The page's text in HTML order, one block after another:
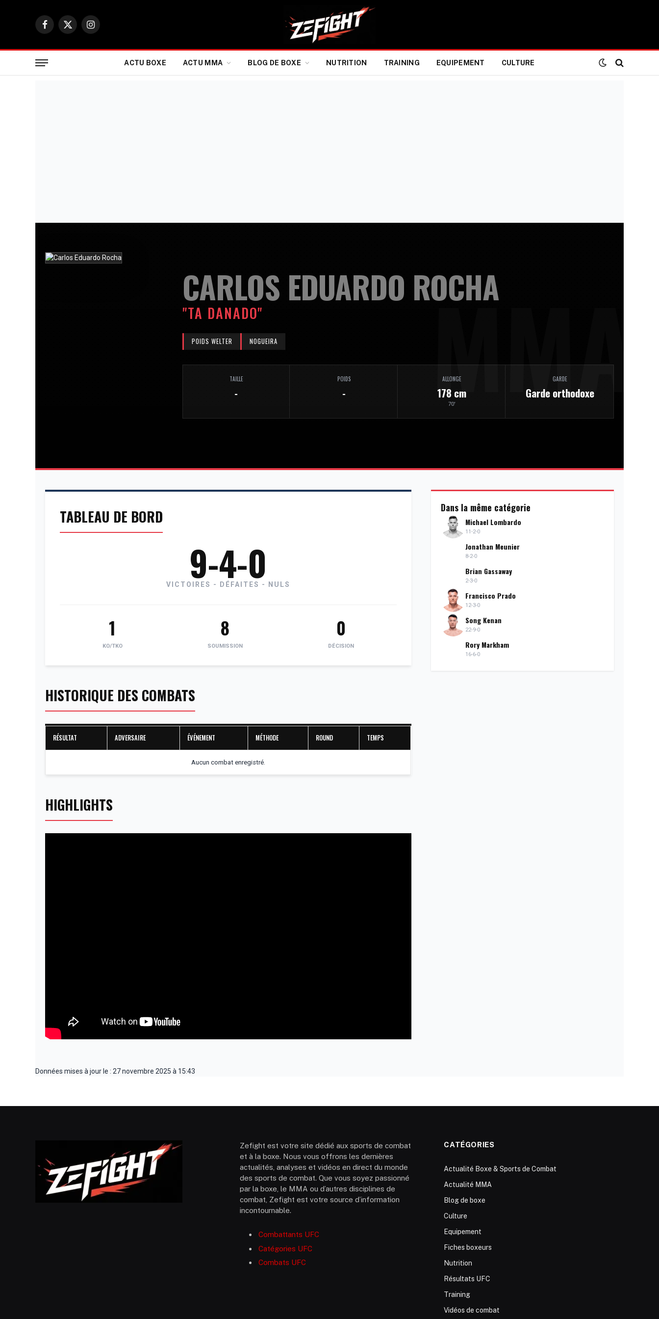
Facebook
X
Instagram
ACTU BOXE ACTU MMA BLOG DE BOXE NUTRITION TRAINING EQUIPEMENT CULTURE
CARLOS EDUARDO ROCHA
"TA DANADO"
POIDS WELTER NOGUEIRA
TAILLE
-
POIDS
-
ALLONGE
178 cm
70'
GARDE
Garde orthodoxe
TABLEAU DE BORD
9-4-0
VICTOIRES - DÉFAITES - NULS
1
KO/TKO
8
SOUMISSION
0
DÉCISION
HISTORIQUE DES COMBATS
RÉSULTAT ADVERSAIRE ÉVÉNEMENT MÉTHODE ROUND TEMPS
Aucun combat enregistré.
HIGHLIGHTS
Dans la même catégorie
Michael Lombardo
11-2-0
Jonathan Meunier
8-2-0
Brian Gassaway
2-3-0
Francisco Prado
12-3-0
Song Kenan
22-9-0
Rory Markham
16-6-0
Données mises à jour le : 27 novembre 2025 à 15:43
Zefight est votre site dédié aux sports de combat
et à la boxe. Nous vous offrons les dernières
actualités, analyses et vidéos en direct du monde
des sports de combat. Que vous soyez passionné
par la boxe, le MMA ou d’autres disciplines de
combat, Zefight est votre source d’information
incontournable.
Combattants UFC
Catégories UFC
Combats UFC
CATÉGORIES
Actualité Boxe & Sports de Combat
Actualité MMA
Blog de boxe
Culture
Equipement
Fiches boxeurs
Nutrition
Résultats UFC
Training
Vidéos de combat